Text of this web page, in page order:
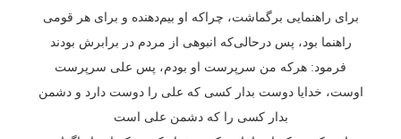
برای راهنمایی برگماشت، چراکه او بیم‌دهنده و برای هر قومی
راهنما بود، پس درحالی‌که انبوهی از مردم در برابرش بودند
فرمود: هرکه من سرپرست او بودم، پس علی سرپرست
اوست، خدایا دوست بدار کسی که علی را دوست دارد و دشمن
بدار کسی را که دشمن علی است